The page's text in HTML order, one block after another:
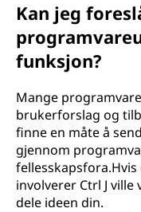
Kan jeg
funksjon?
Mange
brukerforslag og
finne en måte å
gjennom
involverer Ctrl J
dele ideen din.